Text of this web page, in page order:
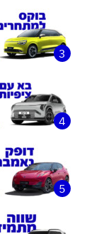
3
4
5